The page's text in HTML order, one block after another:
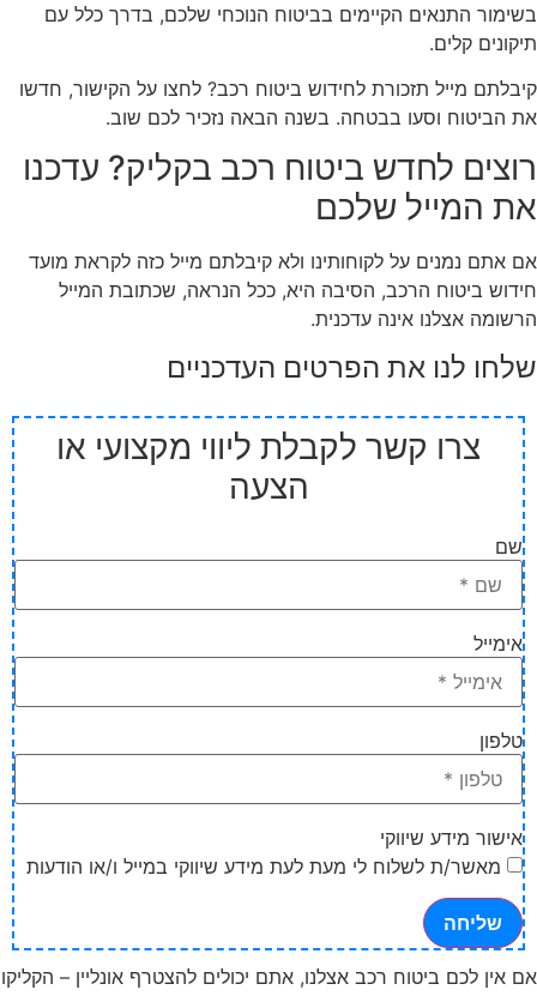
בשימור התנאים הקיימים בביטוח הנוכחי שלכם, בדרך כלל עם
תיקונים קלים.
קיבלתם מייל תזכורת לחידוש ביטוח רכב? לחצו על הקישור, חדשו
את הביטוח וסעו בבטחה. בשנה הבאה נזכיר לכם שוב.
רוצים לחדש ביטוח רכב בקליק? עדכנו
את המייל שלכם
אם אתם נמנים על לקוחותינו ולא קיבלתם מייל כזה לקראת מועד
חידוש ביטוח הרכב, הסיבה היא, ככל הנראה, שכתובת המייל
הרשומה אצלנו אינה עדכנית.
שלחו לנו את הפרטים העדכניים
צרו קשר לקבלת ליווי מקצועי או
הצעה
שם
אימייל
טלפון
אישור מידע שיווקי
מאשר/ת לשלוח לי מעת לעת מידע שיווקי במייל ו/או הודעות
שליחה
אם אין לכם ביטוח רכב אצלנו, אתם יכולים להצטרף אונליין – הקליקו